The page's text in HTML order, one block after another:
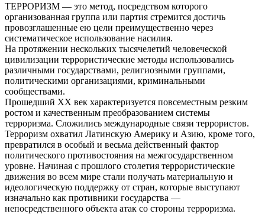
ТЕРРОРИЗМ — это метод, посредством которого
организованная группа или партия стремится достичь
провозглашенные ею цели преимущественно через
систематическое использование насилия.
На протяжении нескольких тысячелетий человеческой
цивилизации террористические методы использовались
различными государствами, религиозными группами,
политическими организациями, криминальными
сообществами.
Прошедший XX век характеризуется повсеместным резким
ростом и качественным преобразованием системы
терроризма. Сложились международные связи террористов.
Терроризм охватил Латинскую Америку и Азию, кроме того,
превратился в особый и весьма действенный фактор
политического противостояния на межгосударственном
уровне. Начиная с прошлого столетия террористические
движения во всем мире стали получать материальную и
идеологическую поддержку от стран, которые выступают
изначально как противники государства —
непосредственного объекта атак со стороны терроризма.